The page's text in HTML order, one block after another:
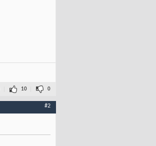
10 0
#2